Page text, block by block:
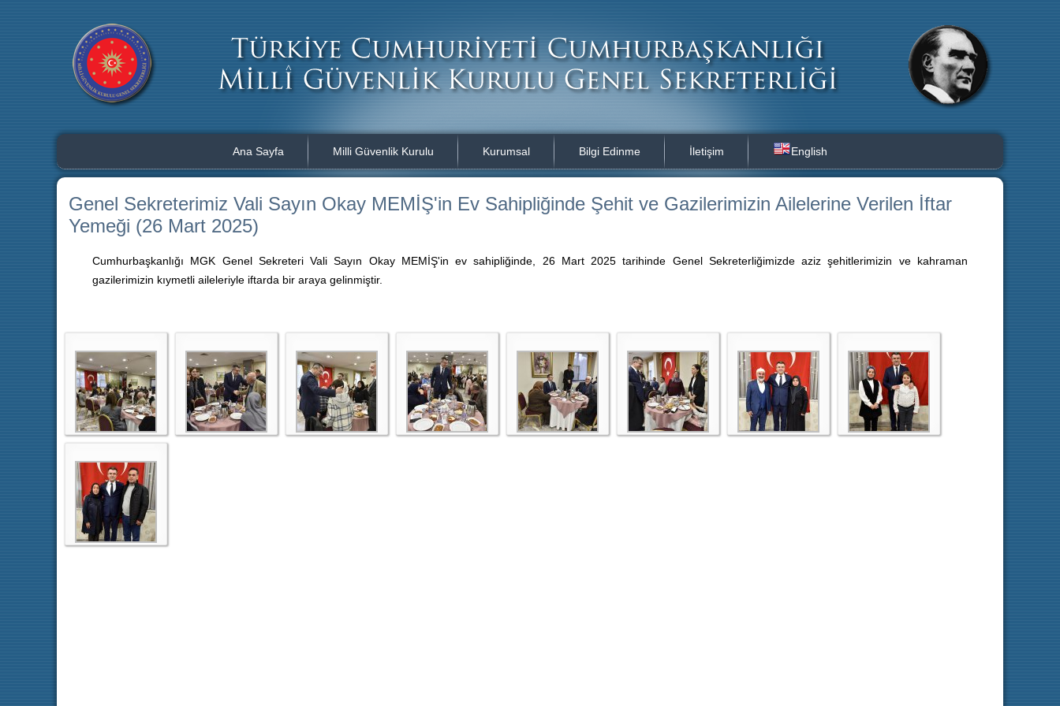
Ana Sayfa Milli Güvenlik Kurulu Kurumsal Bilgi Edinme İletişim English
Genel Sekreterimiz Vali Sayın Okay MEMİŞ'in Ev Sahipliğinde Şehit ve Gazilerimizin Ailelerine Verilen İftar
Yemeği (26 Mart 2025)
Cumhurbaşkanlığı MGK Genel Sekreteri Vali Sayın Okay MEMİŞ'in ev sahipliğinde, 26 Mart 2025 tarihinde Genel Sekreterliğimizde aziz şehitlerimizin ve kahraman
gazilerimizin kıymetli aileleriyle iftarda bir araya gelinmiştir.